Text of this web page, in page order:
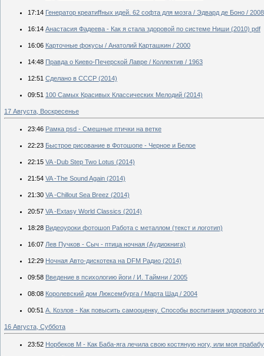
17:14 Генератор креатиffных идей. 62 софта для мозга / Эдвард де Боно / 2008
16:14 Анастасия Фадеева - Как я стала здоровой по системе Ниши (2010) pdf
16:06 Карточные фокусы / Анатолий Карташкин / 2000
14:48 Правда о Киево-Печерской Лавре / Коллектив / 1963
12:51 Сделано в СССР (2014)
09:51 100 Самых Красивых Классических Мелодий (2014)
17 Августа, Воскресенье
23:46 Рамка psd - Смешные птички на ветке
22:23 Быстрое рисование в Фотошопе - Черное и Белое
22:15 VA -Dub Step Two Lotus (2014)
21:54 VA -The Sound Again (2014)
21:30 VA -Chillout Sea Breez (2014)
20:57 VA -Extasy World Classics (2014)
18:28 Видеоуроки фотошоп Работа с металлом (текст и логотип)
16:07 Лев Пучков - Сыч - птица ночная (Аудиокнига)
12:29 Ночная Авто-дискотека на DFM Радио (2014)
09:58 Введение в психологию йоги / И. Таймни / 2005
08:08 Королевский дом Люксембурга / Марта Шад / 2004
00:51 А. Козлов - Как повысить самооценку. Способы воспитания здорового
16 Августа, Суббота
23:52 Норбеков М - Как Баба-яга лечила свою костяную ногу, или моя